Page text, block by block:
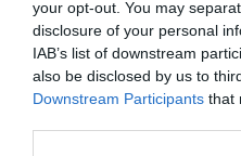
your opt-out. You may
disclosure of your personal
IAB’s list of downstream
also be disclosed by us to
Downstream Participants that